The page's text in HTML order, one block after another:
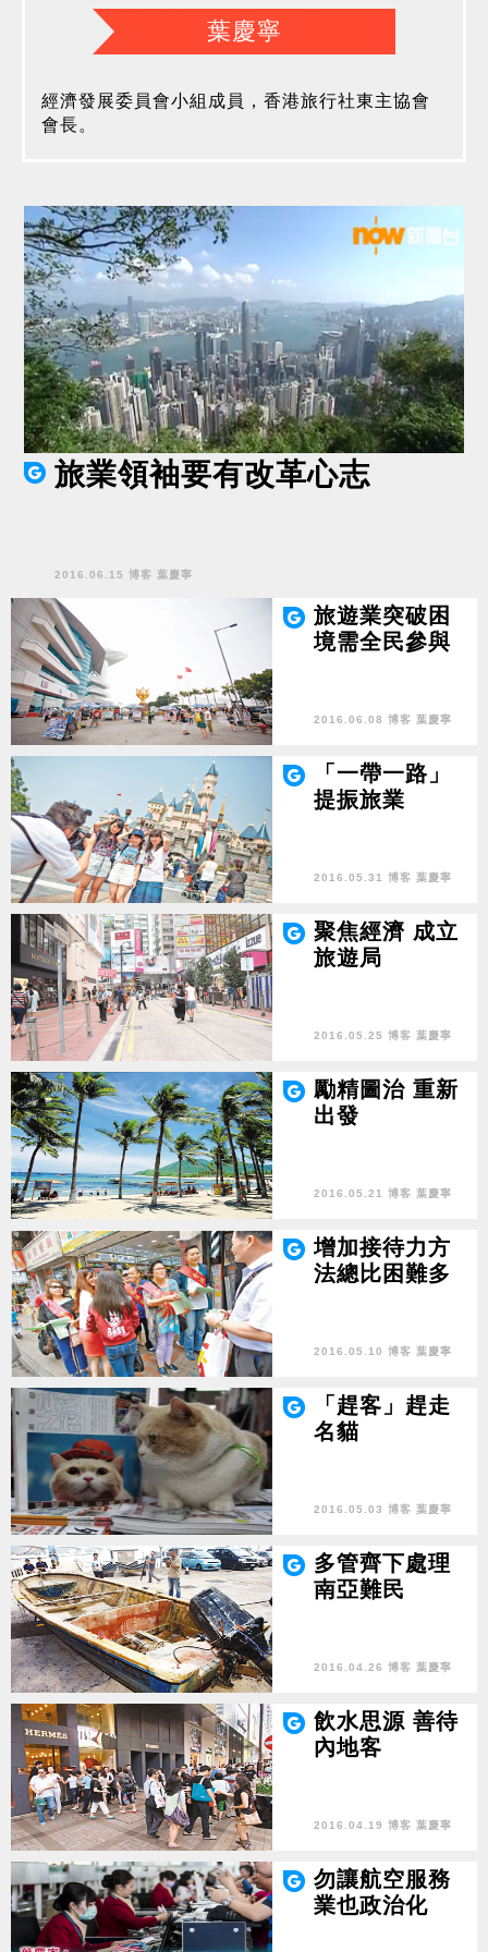
葉慶寧
經濟發展委員會小組成員，香港旅行社東主協會
會長。
旅業領袖要有改革心志
2016.06.15 博客 葉慶寧
旅遊業突破困
境需全民參與
2016.06.08 博客 葉慶寧
「一帶一路」
提振旅業
2016.05.31 博客 葉慶寧
聚焦經濟 成立
旅遊局
2016.05.25 博客 葉慶寧
勵精圖治 重新
出發
2016.05.21 博客 葉慶寧
增加接待力方
法總比困難多
2016.05.10 博客 葉慶寧
「趕客」趕走
名貓
2016.05.03 博客 葉慶寧
多管齊下處理
南亞難民
2016.04.26 博客 葉慶寧
飲水思源 善待
內地客
2016.04.19 博客 葉慶寧
勿讓航空服務
業也政治化